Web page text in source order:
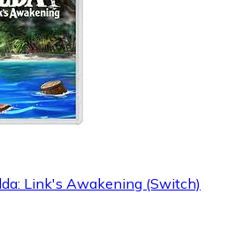
Link's Awakening (Switch)